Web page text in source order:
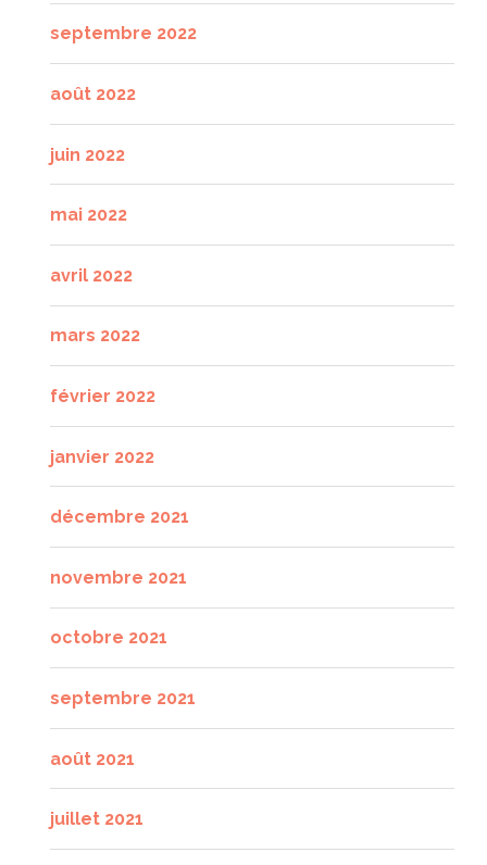
septembre 2022
août 2022
juin 2022
mai 2022
avril 2022
mars 2022
février 2022
janvier 2022
décembre 2021
novembre 2021
octobre 2021
septembre 2021
août 2021
juillet 2021